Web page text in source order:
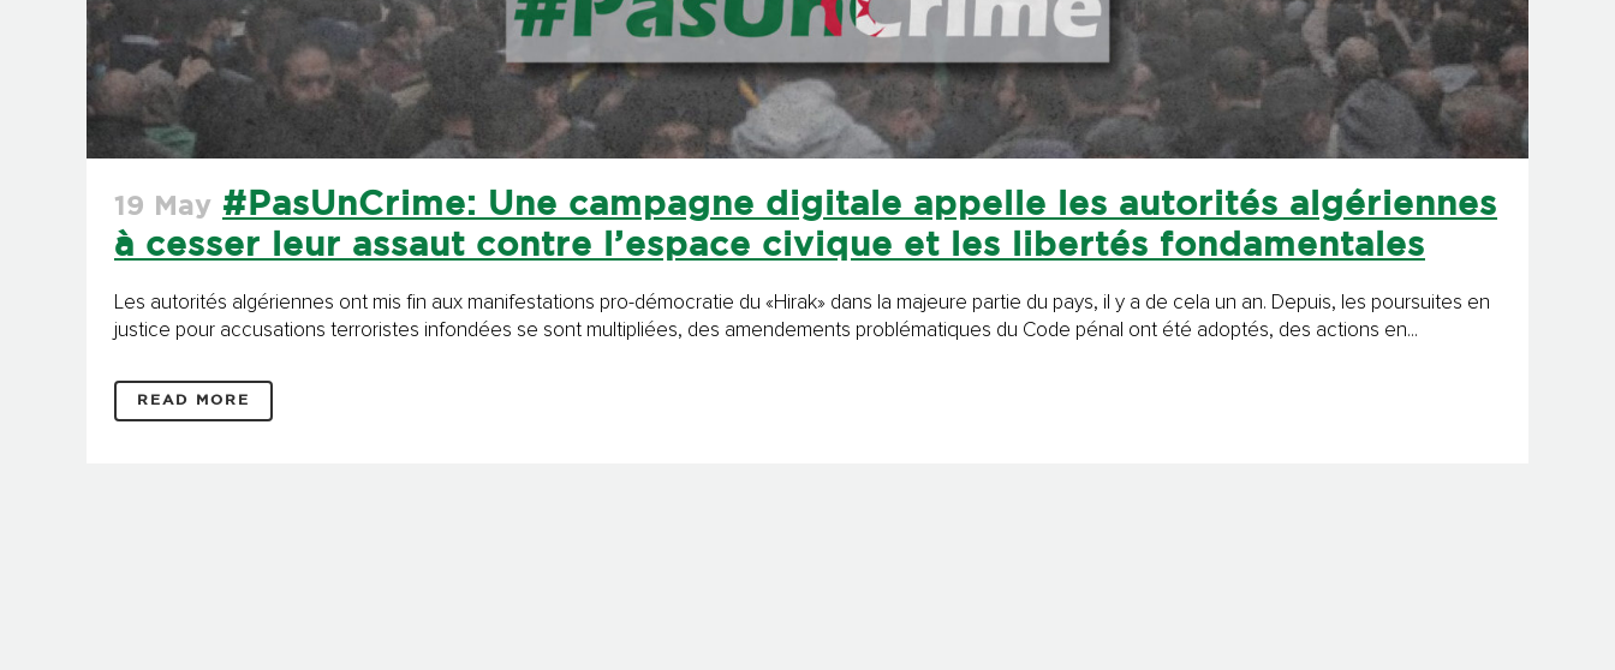
19 May #PasUnCrime: Une campagne digitale appelle les autorités algériennes
à cesser leur assaut contre l’espace civique et les libertés fondamentales
Les autorités algériennes ont mis fin aux manifestations pro-démocratie du «Hirak» dans la majeure partie du pays, il y a de cela un an. Depuis, les poursuites en
justice pour accusations terroristes infondées se sont multipliées, des amendements problématiques du Code pénal ont été adoptés, des actions en...
READ MORE